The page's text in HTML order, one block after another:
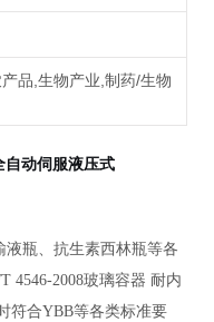
品,生物产业,制药/生物
自动伺服液压式
瓶、抗生素西林瓶等各
4546-2008玻璃容器 耐内
符合YBB等各类标准要